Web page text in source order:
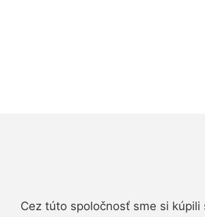
Cez túto spoločnosť sme si